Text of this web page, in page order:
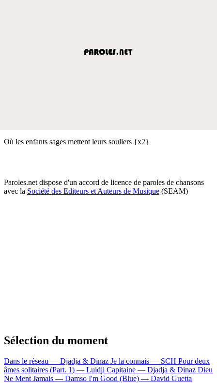
Où les enfants sages mettent leurs souliers {x2}
Paroles.net dispose d'un accord de licence de paroles de chansons
avec la Société des Editeurs et Auteurs de Musique (SEAM)
Sélection du moment
Dans le réseau — Djadja & Dinaz Je la connais — SCH Pour deux
âmes solitaires (Part. 1) — Luidji Capitaine — Djadja & Dinaz Dieu
Ne Ment Jamais — Damso I'm Good (Blue) — David Guetta